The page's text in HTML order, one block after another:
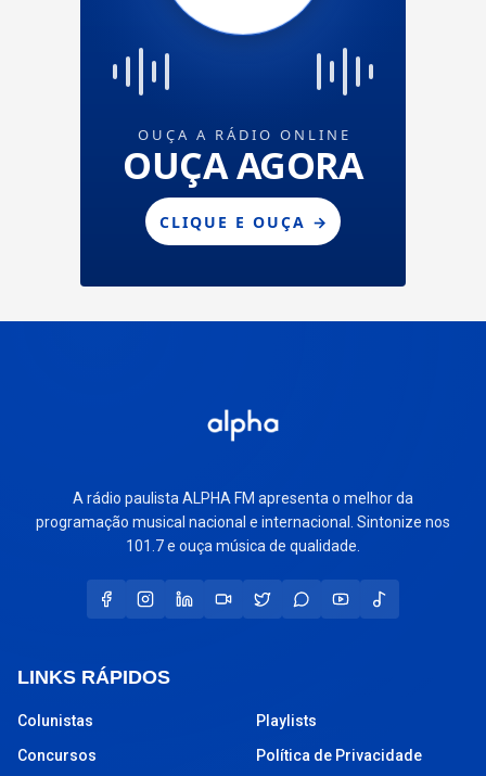
A rádio paulista ALPHA FM apresenta o melhor da
programação musical nacional e internacional. Sintonize nos
101.7 e ouça música de qualidade.
LINKS RÁPIDOS
Colunistas
Concursos
Playlists
Política de Privacidade